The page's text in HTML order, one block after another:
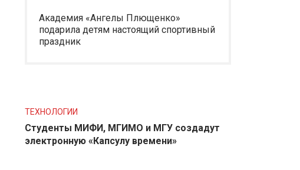
Академия «Ангелы Плющенко»
подарила детям настоящий спортивный
праздник
ТЕХНОЛОГИИ
Студенты МИФИ, МГИМО и МГУ создадут
электронную «Капсулу времени»